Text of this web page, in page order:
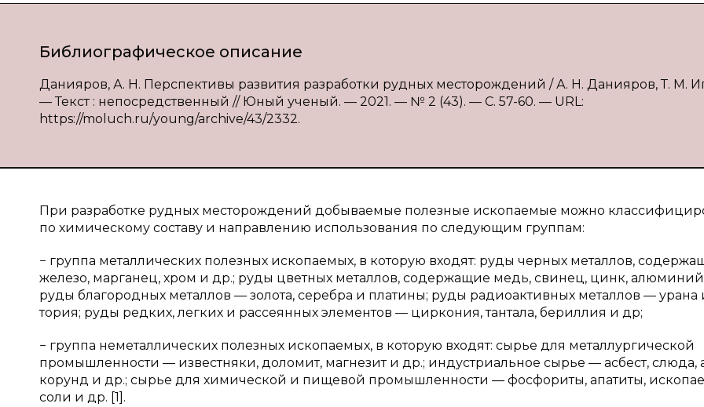
Библиографическое описание
Данияров, А. Н. Перспективы развития разработки рудных месторождений / А. Н. Данияров, Т. М.
— Текст : непосредственный // Юный ученый. — 2021. — № 2 (43). — С. 57-60. — URL:
https://moluch.ru/young/archive/43/2332.
При разработке рудных месторождений добываемые полезные ископаемые можно
по химическому составу и направлению использования по следующим группам:
− группа металлических полезных ископаемых, в которую входят: руды черных металлов,
железо, марганец, хром и др.; руды цветных металлов, содержащие медь, свинец, цинк,
руды благородных металлов — золота, серебра и платины; руды радиоактивных металлов — урана
тория; руды редких, легких и рассеянных элементов — циркония, тантала, бериллия и др;
− группа неметаллических полезных ископаемых, в которую входят: сырье для металлургической
промышленности — известняки, доломит, магнезит и др.; индустриальное сырье — асбест, слюда,
корунд и др.; сырье для химической и пищевой промышленности — фосфориты, апатиты,
соли и др. [1].